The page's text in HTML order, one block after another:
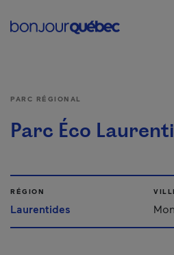
Main
PARC RÉGIONAL
Parc Éco
RÉGION
Laurentides